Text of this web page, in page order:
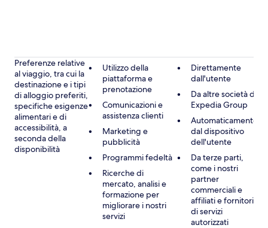
Preferenze relative
al viaggio, tra cui la
destinazione e i tipi
di alloggio preferiti,
specifiche esigenze
alimentari e di
accessibilità, a
seconda della
disponibilità
Utilizzo della
piattaforma e
prenotazione
Comunicazioni e
assistenza clienti
Marketing e
pubblicità
Programmi fedeltà
Ricerche di
mercato, analisi e
formazione per
migliorare i nostri
servizi
Direttamente
dall'utente
Da altre società di
Expedia Group
Automaticamente
dal dispositivo
dell'utente
Da terze parti,
come i nostri
partner
commerciali e
affiliati e fornitori
di servizi
autorizzati